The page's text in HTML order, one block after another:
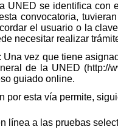
UNED se identifica con
convocatoria,
el usuario o la
necesitar realizar
Una vez que tiene
de la UNED (http://
guiado online.
por esta vía permite,
línea a las pruebas